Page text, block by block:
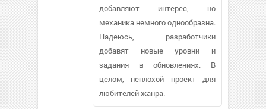
добавляют интерес, но
механика немного однообразна.
Надеюсь, разработчики
добавят новые уровни и
задания в обновлениях. В
целом, неплохой проект для
любителей жанра.